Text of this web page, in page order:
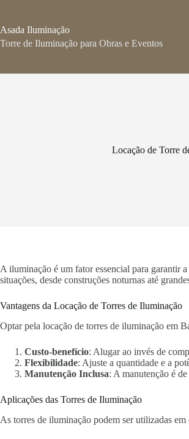
o
conteúdo
Asada Iluminação
Torre de Iluminação para Obras e Eventos
Locação de Torre
A iluminação é um fator essencial para garantir
situações, desde construções noturnas até
Vantagens da Locação de Torres de Iluminação
Optar pela locação de torres de iluminação em
Custo-benefício: Alugar ao invés de
Flexibilidade: Ajuste a quantidade e a
Manutenção Inclusa: A manutenção é
Aplicações das Torres de Iluminação
As torres de iluminação podem ser utilizadas em